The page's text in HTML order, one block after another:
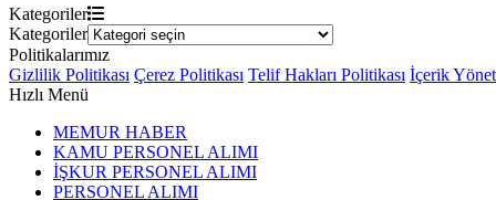
Kategoriler
Kategoriler
Politikalarımız
Gizlilik Politikası Çerez Politikası Telif Hakları Politikası İçerik
Hızlı Menü
MEMUR HABER
KAMU PERSONEL ALIMI
İŞKUR PERSONEL ALIMI
PERSONEL ALIMI